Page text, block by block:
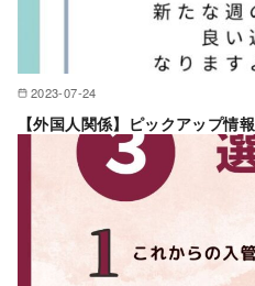
2023-07-24
【外国人関係】ピックアップ情報